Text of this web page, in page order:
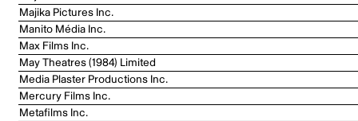
Majika Pictures Inc.
Manito Média Inc.
Max Films Inc.
May Theatres (1984) Limited
Media Plaster Productions Inc.
Mercury Films Inc.
Metafilms Inc.